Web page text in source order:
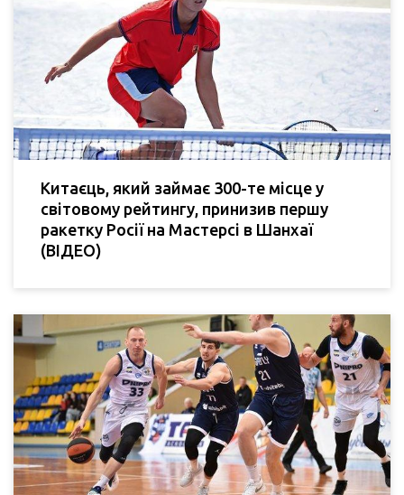
Китаєць, який займає 300-те місце у
світовому рейтингу, принизив першу
ракетку Росії на Мастерсі в Шанхаї
(ВІДЕО)